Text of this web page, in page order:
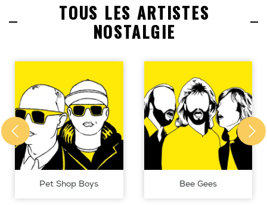
TOUS LES ARTISTES
NOSTALGIE
Pet Shop Boys Bee Gees